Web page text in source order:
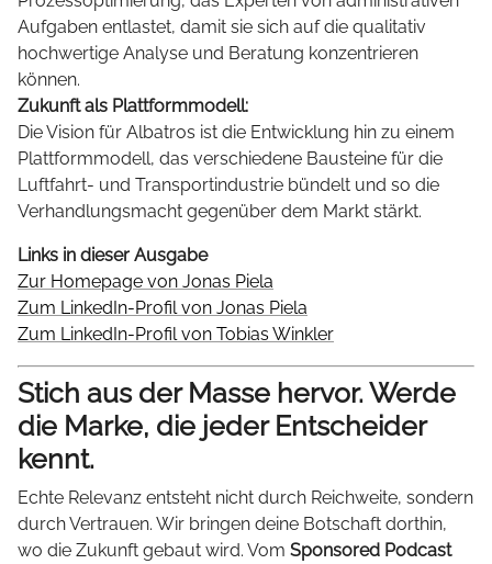
Aufgaben entlastet, damit sie sich auf die qualitativ
hochwertige Analyse und Beratung konzentrieren
können.
Zukunft als Plattformmodell:
Die Vision für Albatros ist die Entwicklung hin zu einem
Plattformmodell, das verschiedene Bausteine für die
Luftfahrt- und Transportindustrie bündelt und so die
Verhandlungsmacht gegenüber dem Markt stärkt.
Links in dieser Ausgabe
Zur Homepage von Jonas Piela
Zum LinkedIn-Profil von Jonas Piela
Zum LinkedIn-Profil von Tobias Winkler
Stich aus der Masse hervor. Werde
die Marke, die jeder Entscheider
kennt.
Echte Relevanz entsteht nicht durch Reichweite, sondern
durch Vertrauen. Wir bringen deine Botschaft dorthin,
wo die Zukunft gebaut wird. Vom Sponsored Podcast